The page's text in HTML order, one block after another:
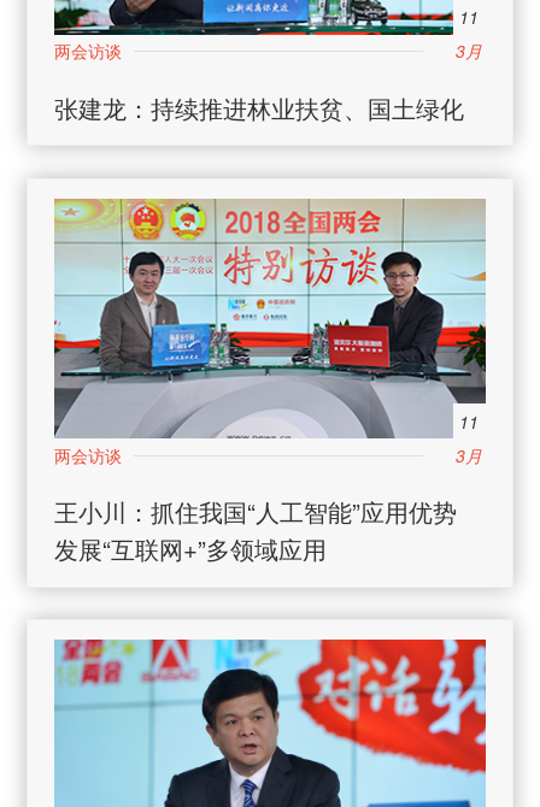
11
3月
张建龙：持续推进林业扶贫、国土绿化
11
3月
王小川：抓住我国“人工智能”应用优势
发展“互联网+”多领域应用